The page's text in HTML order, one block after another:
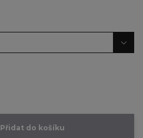
Přidat do košíku